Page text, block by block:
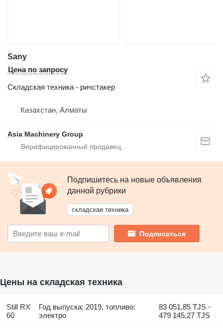
Sany
Цена по запросу
Складская техника - ричстакер
Казахстан, Алматы
Asia Machinery Group
Подпишитесь на новые объявления
данной рубрики
складская техника
Подписаться
Цены на складская техника
Still RX
60
Год выпуска: 2019, топливо:
электро
83 051,85 TJS -
479 145,27 TJS